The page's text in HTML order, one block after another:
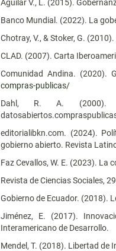
Aguilar V., L. (2015).
Banco Mundial. (2022). La
Chotray, V., & Stoker, G.
CLAD. (2007). Carta
Comunidad Andina. (2020).
compras-publicas/
Dahl, R. A. (2000). A
editorialibkn.com. (2024).
gobierno abierto. Revista
Faz Cevallos, W. E. (2023). La
Revista de Ciencias Sociales,
Gobierno de Ecuador. (2018).
Jiménez, E. (2017).
Interamericano de Desarrollo.
Mendel, T. (2018). Libertad de